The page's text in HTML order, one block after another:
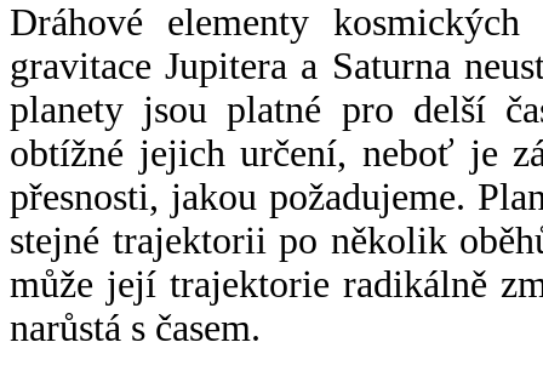
Dráhové elementy
gravitace Jupitera a Saturna
planety jsou platné pro delší
obtížné jejich určení, neboť je
přesnosti, jakou požadujeme.
stejné trajektorii po několik
může její trajektorie radikálně
narůstá s časem.